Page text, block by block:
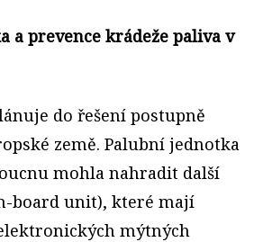
a prevence krádeže paliva v
do řešení postupně
země. Palubní jednotka
mohla nahradit další
board unit), které mají
mýtných